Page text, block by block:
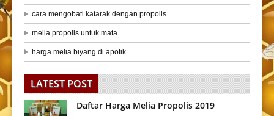
cara mengobati katarak dengan propolis
melia propolis untuk mata
harga melia biyang di apotik
LATEST POST
Daftar Harga Melia Propolis 2019